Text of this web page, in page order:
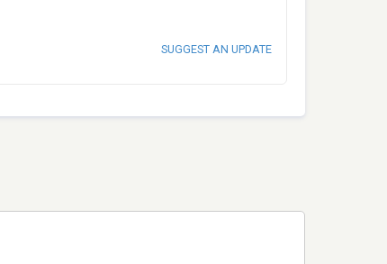
SUGGEST AN UPDATE